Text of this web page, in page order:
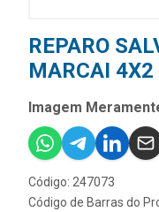
REPARO
MARCAI 4X2
Imagem
Código: 247073
Código de Barras do